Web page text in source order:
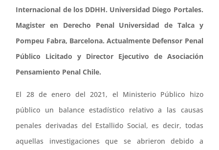
Internacional de los DDHH. Universidad Diego Portales.
Magister en Derecho Penal Universidad de Talca y
Pompeu Fabra, Barcelona. Actualmente Defensor Penal
Público Licitado y Director Ejecutivo de Asociación
Pensamiento Penal Chile.
El 28 de enero del 2021, el Ministerio Público hizo
público un balance estadístico relativo a las causas
penales derivadas del Estallido Social, es decir, todas
aquellas investigaciones que se abrieron debido a